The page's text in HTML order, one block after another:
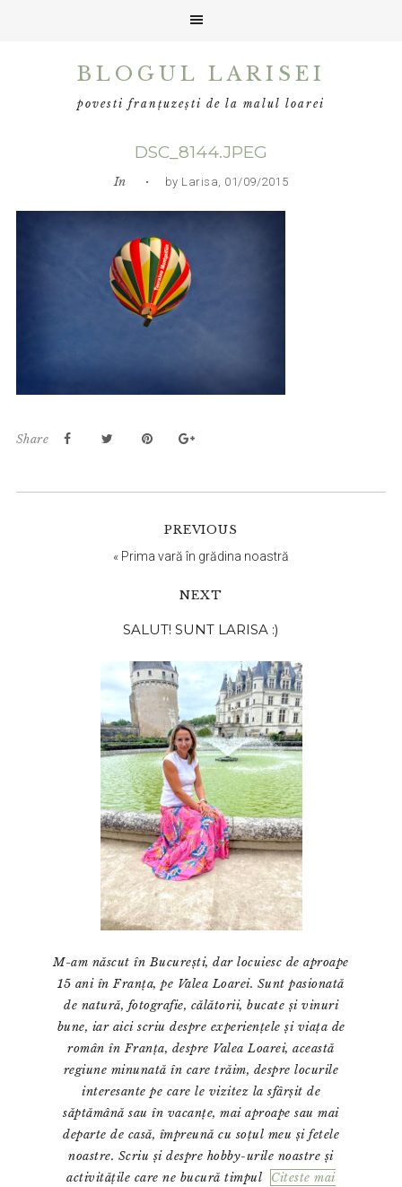
BLOGUL LARISEI
povesti franțuzești de la malul loarei
DSC_8144.JPEG
In • by Larisa, 01/09/2015
Share
PREVIOUS
« Prima vară în grădina noastră
NEXT
principală
SALUT! SUNT LARISA :)
M-am născut în București, dar locuiesc de aproape
15 ani în Franța, pe Valea Loarei. Sunt pasionată
de natură, fotografie, călătorii, bucate și vinuri
bune, iar aici scriu despre experiențele și viața de
român în Franța, despre Valea Loarei, această
regiune minunată în care trăim, despre locurile
interesante pe care le vizitez la sfârșit de
săptămână sau în vacanțe, mai aproape sau mai
departe de casă, împreună cu soțul meu și fetele
noastre. Scriu și despre hobby-urile noastre și
activitățile care ne bucură timpul
Citeste mai